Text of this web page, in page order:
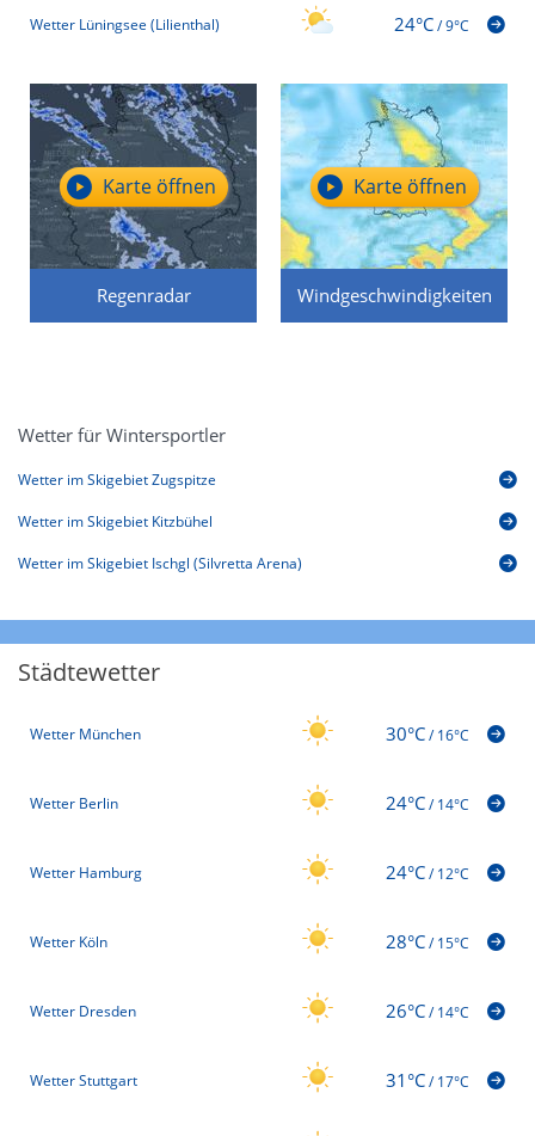
Wetter Lüningsee (Lilienthal) 24°C/9°C
Regenradar
Karte öffnen
Windgeschwindigkeiten
Karte öffnen
Wetter für Wintersportler
Wetter im Skigebiet Zugspitze
Wetter im Skigebiet Kitzbühel
Wetter im Skigebiet Ischgl (Silvretta Arena)
Städtewetter
Wetter München 30°C/16°C
Wetter Berlin 24°C/14°C
Wetter Hamburg 24°C/12°C
Wetter Köln 28°C/15°C
Wetter Dresden 26°C/14°C
Wetter Stuttgart 31°C/17°C